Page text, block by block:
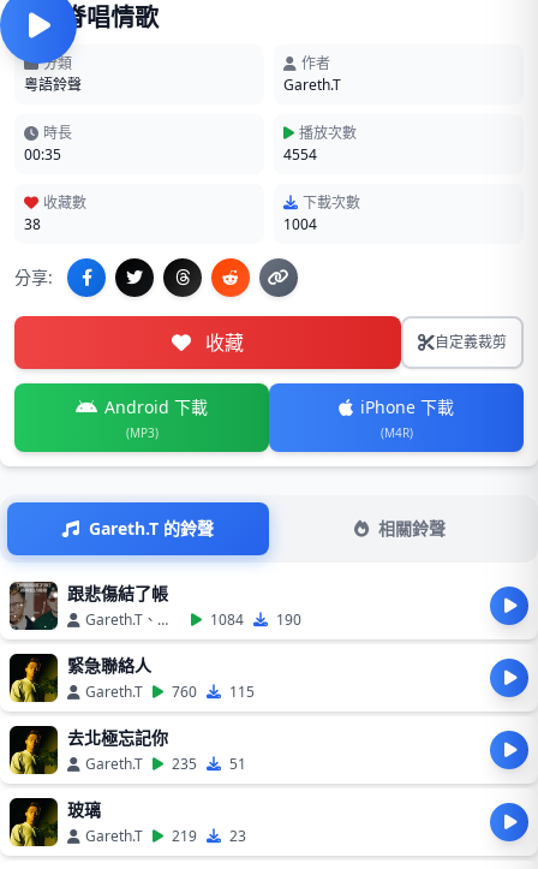
用背脊唱情歌
分類
粵語鈴聲
作者
Gareth.T
時長
00:35
播放次數
4554
收藏數
38
下載次數
1004
分享:
收藏 自定義裁剪
Android 下載
(MP3)
iPhone 下載
(M4R)
Gareth.T 的鈴聲 相關鈴聲
跟悲傷結了帳
Gareth.T、攬佬SKAI ISYOURGOD 1084 190
緊急聯絡人
Gareth.T 760 115
去北極忘記你
Gareth.T 235 51
玻璃
Gareth.T 219 23